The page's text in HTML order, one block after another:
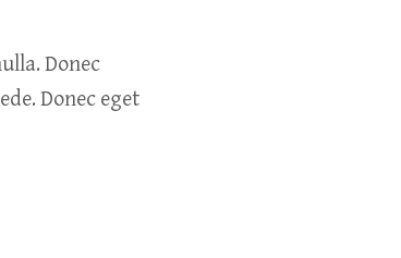
Donec
Donec eget